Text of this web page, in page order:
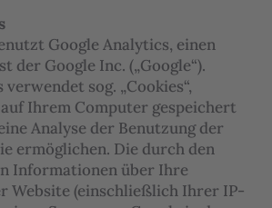
Google Analytics, einen
der Google Inc. („Google“).
sog. „Cookies“,
Ihrem Computer gespeichert
Analyse der Benutzung der
ermöglichen. Die durch den
Informationen über Ihre
Website (einschließlich Ihrer IP-